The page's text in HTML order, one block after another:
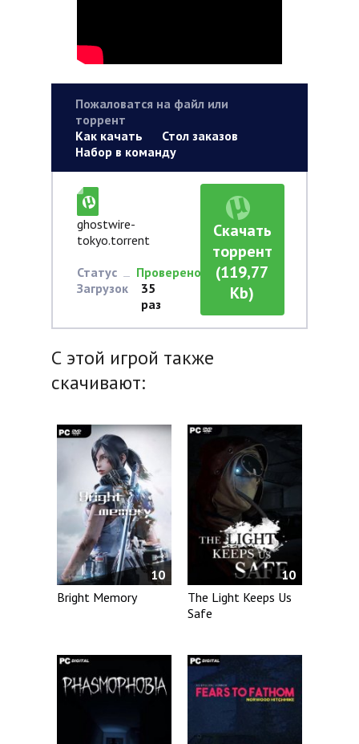
Пожаловатся на файл или
торрент
Как качать
Стол заказов
Набор в команду
ghostwire-
tokyo.torrent
Статус
Проверено
Загрузок
35
раз
Скачать
торрент
(119,77
Kb)
С этой игрой также
скачивают:
10
Bright Memory
10
The Light Keeps Us
Safe